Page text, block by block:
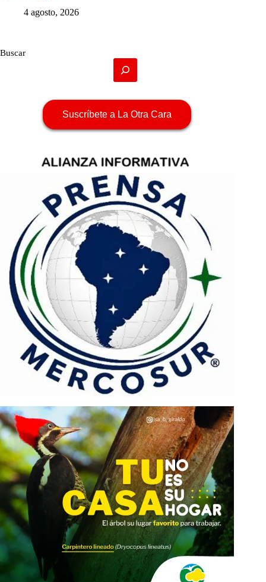
4 agosto, 2026
Buscar
Suscríbete a La Otra Cara